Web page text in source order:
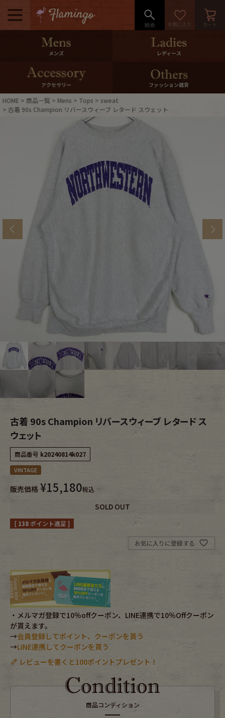
メニュー
500pt＆10％Offクーポンプレゼン
10％0ffクーポンプレゼント
ログイン・会員登録 LINE ID連携
International Shipping
特集一覧
ブランドから探す
メンズ商品カテゴリーから探す
Outer
Bottoms Fafatt
レディース商品カテゴリーから探す
Tops Bottoms
Outer
Fafatt
小物・アクセサリーから探す
Cap
Accessory
Belt antique goods
Keyring vintage bicycle
FAFATT
メンズ レディース
アクセサリー ファッション雑貨
HOME 商品一覧 Mens Tops
sweat
古着 90s Champion リバースウィーブ レタード スウェット
古着 90s Champion リバースウィーブ レタード ス
ウェット
商品番号 k20240814k027
VINTAGE
販売価格 ¥15,180税込
SOLD OUT
[ 138ポイント進呈 ]
お気に入りに登録する
・メルマガ登録で10％offクーポン、LINE連携で10％Offクーポン
が貰えます。
→会員登録してポイント、クーポンを貰う
→LINE連携してクーポンを貰う
レビューを書くと100ポイントプレゼント！
商品コンディション